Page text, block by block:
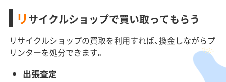
リサイクルショップで買い取ってもらう
リサイクルショップの買取を利用すれば、換金しながらプ
リンターを処分できます。
出張査定